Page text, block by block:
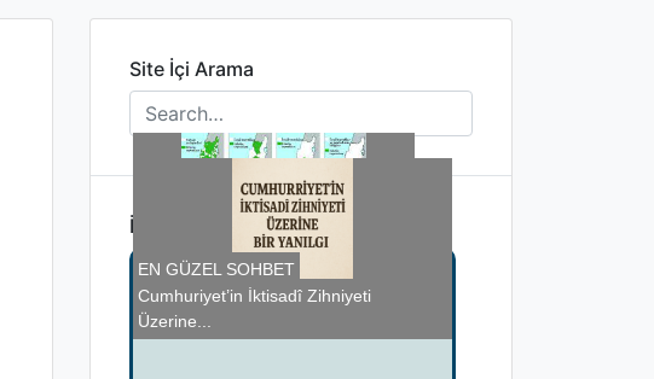
Site İçi Arama
İlginizi Çekebilir
Bilmiyorlar ki söylesinler
Bebeğinizin ilk isteği ne olurdu
İsrail- Filistin Savaşı ve Göç Sorunu
Cumhuriyet’in İktisadî Zihniyeti
Üzerine...
EN GÜZEL SOHBET